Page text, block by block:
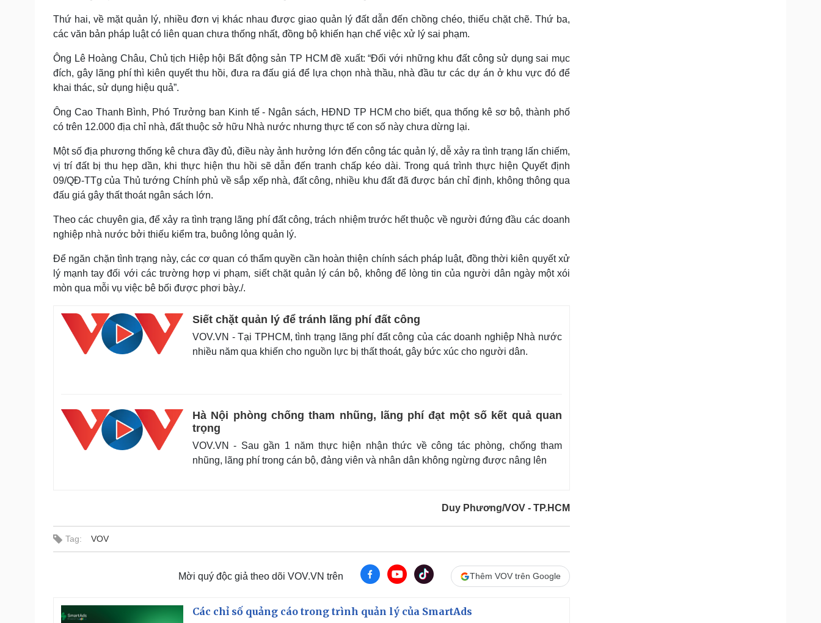
Thứ hai, về mặt quản lý, nhiều đơn vị khác nhau được giao quản lý đất dẫn đến chồng chéo, thiếu chặt chẽ. Thứ ba,
các văn bản pháp luật có liên quan chưa thống nhất, đồng bộ khiến hạn chế việc xử lý sai phạm.
Ông Lê Hoàng Châu, Chủ tịch Hiệp hội Bất động sản TP HCM đề xuất: “Đối với những khu đất công sử dụng sai mục
đích, gây lãng phí thì kiên quyết thu hồi, đưa ra đấu giá để lựa chọn nhà thầu, nhà đầu tư các dự án ở khu vực đó để
khai thác, sử dụng hiệu quả”.
Ông Cao Thanh Bình, Phó Trưởng ban Kinh tế - Ngân sách, HĐND TP HCM cho biết, qua thống kê sơ bộ, thành phố
có trên 12.000 địa chỉ nhà, đất thuộc sở hữu Nhà nước nhưng thực tế con số này chưa dừng lại.
Một số địa phương thống kê chưa đầy đủ, điều này ảnh hưởng lớn đến công tác quản lý, dễ xảy ra tình trạng lấn chiếm,
vị trí đất bị thu hẹp dần, khi thực hiện thu hồi sẽ dẫn đến tranh chấp kéo dài. Trong quá trình thực hiện Quyết định
09/QĐ-TTg của Thủ tướng Chính phủ về sắp xếp nhà, đất công, nhiều khu đất đã được bán chỉ định, không thông qua
đấu giá gây thất thoát ngân sách lớn.
Theo các chuyên gia, để xảy ra tình trạng lãng phí đất công, trách nhiệm trước hết thuộc về người đứng đầu các doanh
nghiệp nhà nước bởi thiếu kiểm tra, buông lỏng quản lý.
Để ngăn chặn tình trạng này, các cơ quan có thẩm quyền cần hoàn thiện chính sách pháp luật, đồng thời kiên quyết xử
lý mạnh tay đối với các trường hợp vi phạm, siết chặt quản lý cán bộ, không để lòng tin của người dân ngày một xói
mòn qua mỗi vụ việc bê bối được phơi bày./.
Siết chặt quản lý để tránh lãng phí đất công
VOV.VN - Tại TPHCM, tình trạng lãng phí đất công của các doanh nghiệp Nhà nước
nhiều năm qua khiến cho nguồn lực bị thất thoát, gây bức xúc cho người dân.
Hà Nội phòng chống tham nhũng, lãng phí đạt một số kết quả quan
trọng
VOV.VN - Sau gần 1 năm thực hiện nhận thức về công tác phòng, chống tham
nhũng, lãng phí trong cán bộ, đảng viên và nhân dân không ngừng được nâng lên
Duy Phương/VOV - TP.HCM
Tag: VOV
Mời quý độc giả theo dõi VOV.VN trên Thêm VOV trên Google
Các chỉ số quảng cáo trong trình quản lý của SmartAds